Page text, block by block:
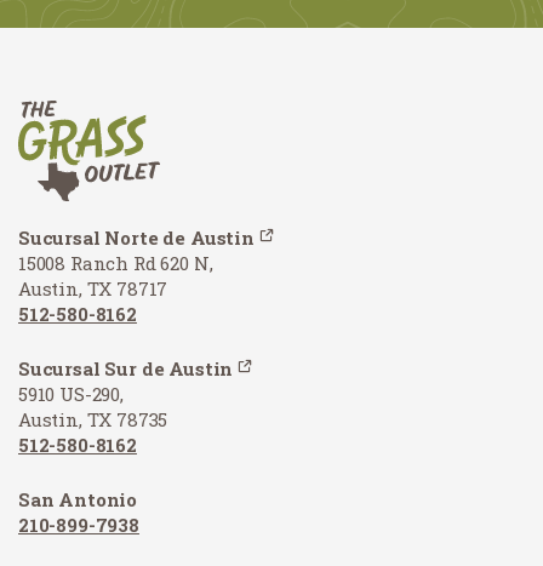
Sucursal Norte de Austin
15008 Ranch Rd 620 N,
Austin, TX 78717
512-580-8162
Sucursal Sur de Austin
5910 US-290,
Austin, TX 78735
512-580-8162
San Antonio
210-899-7938